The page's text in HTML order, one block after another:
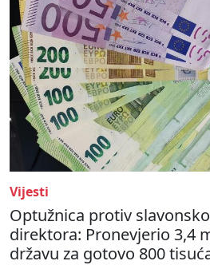
Vijesti
Optužnica protiv
direktora: Pronevjerio 3,4
državu za gotovo 800